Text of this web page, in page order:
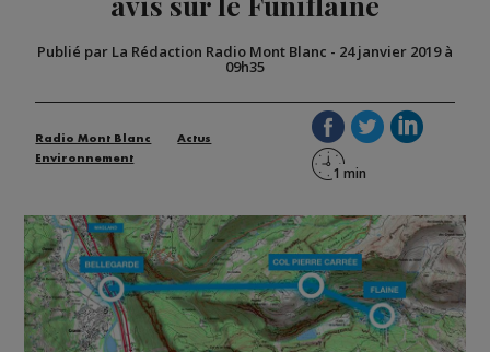
Publié par La Rédaction Radio Mont Blanc - 24 janvier 2019 à
09h35
Radio Mont Blanc
Actus
Environnement